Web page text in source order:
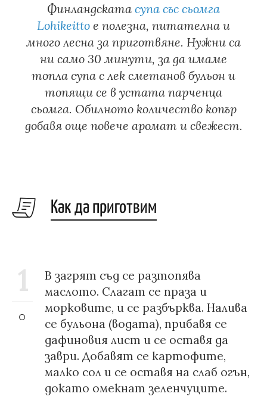
Финландската супа със сьомга
Lohikeitto е полезна, питателна и
много лесна за приготвяне. Нужни са
ни само 30 минути, за да имаме
топла супа с лек сметанов бульон и
топящи се в устата парченца
сьомга. Обилното количество копър
добавя още повече аромат и свежест.
Как да приготвим
1
В загрят съд се разтопява
маслото. Слагат се праза и
морковите, и се разбърква. Налива
се бульона (водата), прибавя се
дафиновия лист и се оставя да
заври. Добавят се картофите,
малко сол и се оставя на слаб огън,
докато омекнат зеленчуците.